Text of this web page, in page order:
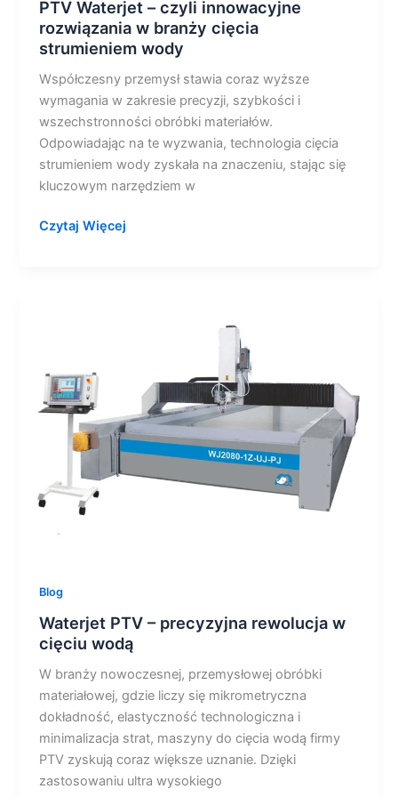
PTV Waterjet – czyli innowacyjne
rozwiązania w branży cięcia
strumieniem wody
Współczesny przemysł stawia coraz wyższe
wymagania w zakresie precyzji, szybkości i
wszechstronności obróbki materiałów.
Odpowiadając na te wyzwania, technologia cięcia
strumieniem wody zyskała na znaczeniu, stając się
kluczowym narzędziem w
Czytaj Więcej
Blog
Waterjet PTV – precyzyjna rewolucja w
cięciu wodą
W branży nowoczesnej, przemysłowej obróbki
materiałowej, gdzie liczy się mikrometryczna
dokładność, elastyczność technologiczna i
minimalizacja strat, maszyny do cięcia wodą firmy
PTV zyskują coraz większe uznanie. Dzięki
zastosowaniu ultra wysokiego
rewolucja
w
cięciu
wodą